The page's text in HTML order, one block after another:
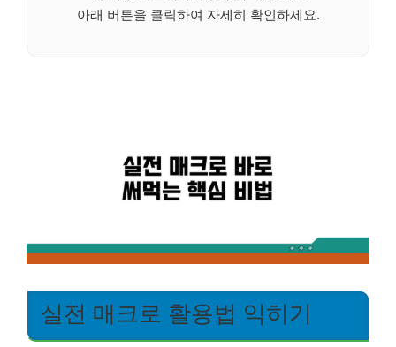
아래 버튼을 클릭하여 자세히 확인하세요.
실전 매크로 활용법 익히기